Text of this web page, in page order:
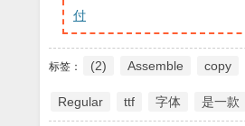
付
标签： (2) Assemble copy
Regular ttf 字体 是一款